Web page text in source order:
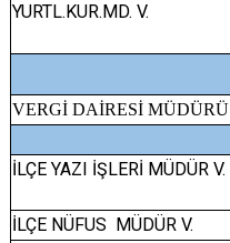
YURTL.KUR.MD. V.
VERGİ DAİRESİ MÜDÜRÜ
İLÇE YAZI İŞLERİ MÜDÜR V.
İLÇE NÜFUS MÜDÜR V.